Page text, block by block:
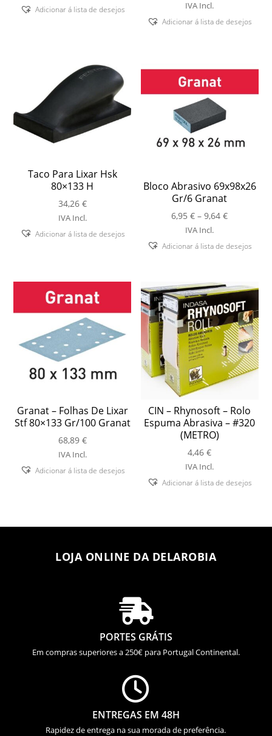
Adicionar á lista de desejos IVA Incl.
Adicionar á lista de desejos
Taco Para Lixar Hsk
80×133 H
34,26 €
IVA Incl.
Adicionar á lista de desejos
Bloco Abrasivo 69x98x26
Gr/6 Granat
6,95€ – 9,64€Price
through
IVA Incl.
Adicionar á lista de desejos
Granat – Folhas De Lixar
Stf 80×133 Gr/100 Granat
68,89 €
IVA Incl.
Adicionar á lista de desejos
CIN – Rhynosoft – Rolo
Espuma Abrasiva – #320
(METRO)
4,46€
IVA Incl.
Adicionar á lista de desejos
LOJA ONLINE DA DELAROBIA

PORTES GRÁTIS
Em compras superiores a 250€ para Portugal Continental.

ENTREGAS EM 48H
Rapidez de entrega na sua morada de preferência.